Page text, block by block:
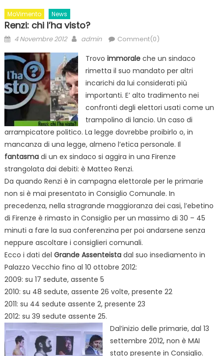
MoVimento News
Renzi: chi l’ha visto?
Posted
4 Novembre 2012 Author
admin Comment(0)
Trovo immoraleche un sindaco
rimetta il suo mandato per altri
incarichi da lui considerati più
importanti. E’ alto tradimento nei
confronti degli elettori usati come un
trampolino di lancio. Un caso di
arrampicatore politico. La legge dovrebbe proibirlo o, in
mancanza di una legge, almeno l’etica personale. Il
fantasmadi un ex sindaco si aggira in una Firenze
strangolata dai debiti: è Matteo Renzi.
Da quando Renzi è in campagna elettorale per le primarie
non si è mai presentato in Consiglio Comunale. In
precedenza, nella stragrande maggioranza dei casi, l’ebetino
di Firenze è rimasto in Consiglio per un massimo di 30 – 45
minuti a fare la sua conferenzina per poi andarsene senza
neppure ascoltare i consiglieri comunali.
Ecco i dati del Grande Assenteistadal suo insediamento in
Palazzo Vecchio fino al 10 ottobre 2012:
2009: su 17 sedute, assente 5
2010: su 48 sedute, assente 26 volte, presente 22
2011: su 44 sedute assente 2, presente 23
2012: su 39 sedute assente 25.
Dal’inizio delle primarie, dal 13
settembre 2012, non è MAI
stato presente in Consiglio.